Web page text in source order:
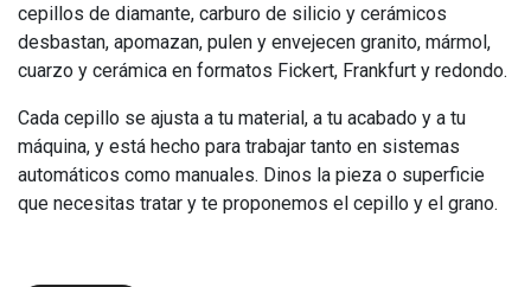
cepillos de diamante, carburo de silicio y cerámicos
desbastan, apomazan, pulen y envejecen granito, mármol,
cuarzo y cerámica en formatos Fickert, Frankfurt y redondo.
Cada cepillo se ajusta a tu material, a tu acabado y a tu
máquina, y está hecho para trabajar tanto en sistemas
automáticos como manuales. Dinos la pieza o superficie
que necesitas tratar y te proponemos el cepillo y el grano.